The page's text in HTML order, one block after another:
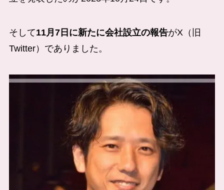
そして11月7日に新たに会社設立の報告がX（旧
Twitter）でありました。